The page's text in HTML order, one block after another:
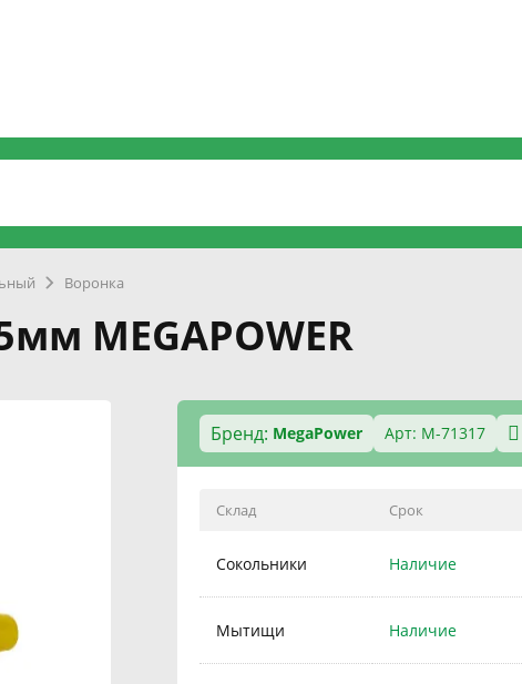
Воронка
MEGAPOWER
Бренд: MegaPower Арт: M-71317
Склад Срок
Сокольники Наличие
Мытищи Наличие